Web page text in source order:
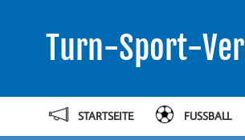
Turn-Sport-
STARTSEITE FUSSBALL